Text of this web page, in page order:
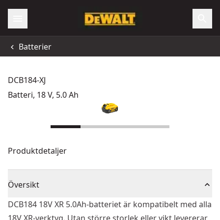
Batterier
DCB184-XJ
Batteri, 18 V, 5.0 Ah
Produktdetaljer
Översikt
DCB184 18V XR 5.0Ah-batteriet är kompatibelt med alla